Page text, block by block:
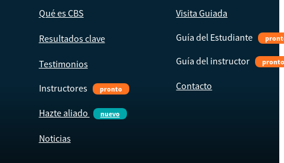
Qué es CBS
Resultados clave
Testimonios
Instructores pronto
Hazte aliado nuevo
Noticias
Visita Guiada
Guía del Estudiante
Guía del instructor
Contacto